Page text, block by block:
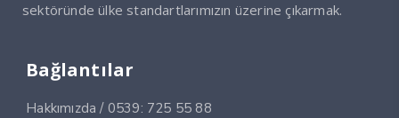
sektöründe ülke standartlarımızın üzerine çıkarmak.
Bağlantılar
Hakkımızda / 0539: 725 55 88